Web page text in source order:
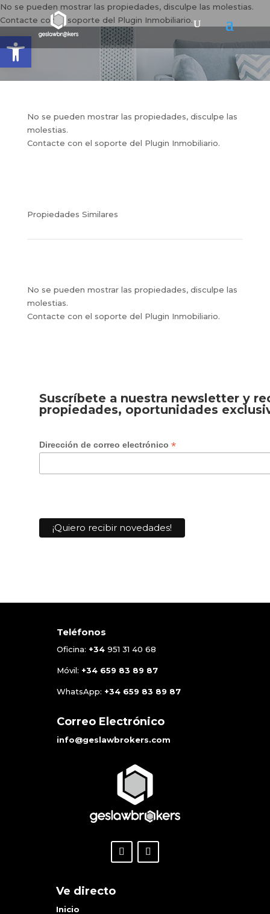
No se pueden mostrar las propiedades, disculpe las molestias.
Contacte con el soporte del Plugin Inmobiliario.
No se pueden mostrar las propiedades, disculpe las
molestias.
Contacte con el soporte del Plugin Inmobiliario.
Propiedades Similares
No se pueden mostrar las propiedades, disculpe las
molestias.
Contacte con el soporte del Plugin Inmobiliario.
Suscríbete a nuestra newsletter y
propiedades, oportunidades
Dirección de correo electrónico *
Teléfonos
Oficina: +34951 31 40 68
Móvil: +34 659 83 89 87
WhatsApp: +34 659 83 89 87
Correo Electrónico
info@geslawbrokers.com
Ve directo
Inicio
Abrir barra de herramientas